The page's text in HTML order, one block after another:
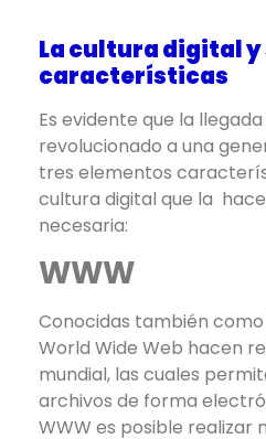
La cultura digital y
características
Es evidente que la
revolucionado a una
tres elementos
cultura digital que la
necesaria:
WWW
Conocidas también como
World Wide Web hacen
mundial, las cuales
archivos de forma
WWW es posible realizar